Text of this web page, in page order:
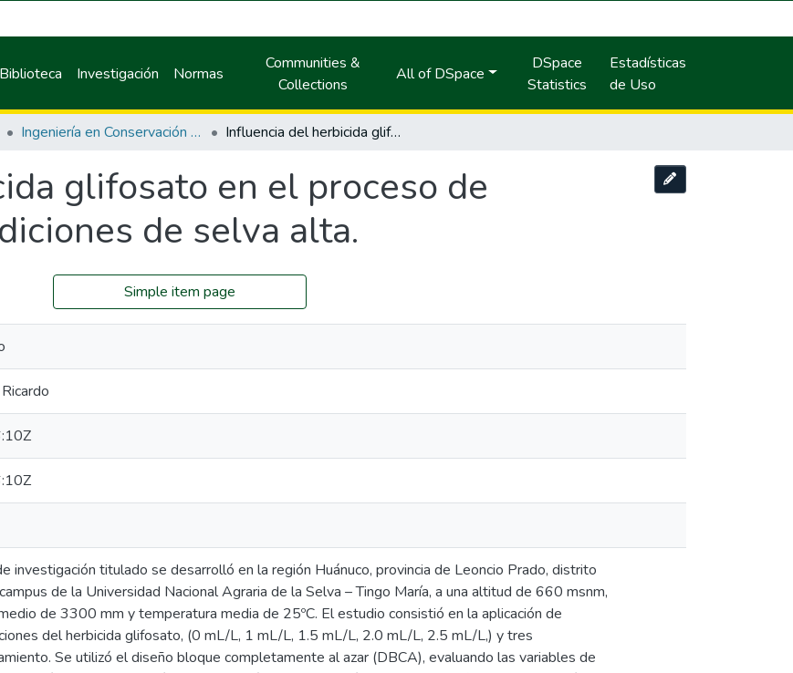
Biblioteca Investigación Normas
Communities &
Collections
All of DSpace
DSpace
Statistics
Estadísticas
de Uso
Ingeniería en Conservación de Suelos y Agua Influencia del herbicida glifosato en el proceso de humificación en condiciones de selva alta.
glifosato en el proceso de
de selva alta.
Simple item page
investigación titulado se desarrolló en la región Huánuco, provincia de Leoncio Prado, distrito
de la Universidad Nacional Agraria de la Selva – Tingo María, a una altitud de 660 msnm,
de 3300 mm y temperatura media de 25ºC. El estudio consistió en la aplicación de
del herbicida glifosato, (0 mL/L, 1 mL/L, 1.5 mL/L, 2.0 mL/L, 2.5 mL/L,) y tres
Se utilizó el diseño bloque completamente al azar (DBCA), evaluando las variables de